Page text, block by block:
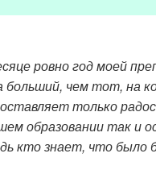
ровно год моей
больший, чем тот, на
только
образовании так и
кто знает, что